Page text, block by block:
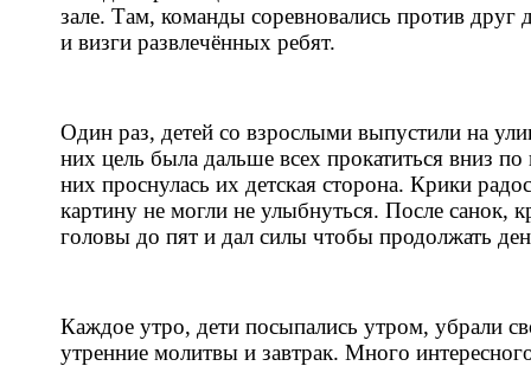
зале. Там, команды соревновались против
и визги развлечённых ребят.
Один раз, детей со взрослыми выпустили на
них цель была дальше всех прокатиться вниз
них проснулась их детская сторона. Крики
картину не могли не улыбнуться. После санок,
головы до пят и дал силы чтобы продолжать
Каждое утро, дети посыпались утром, убрали
утренние молитвы и завтрак. Много